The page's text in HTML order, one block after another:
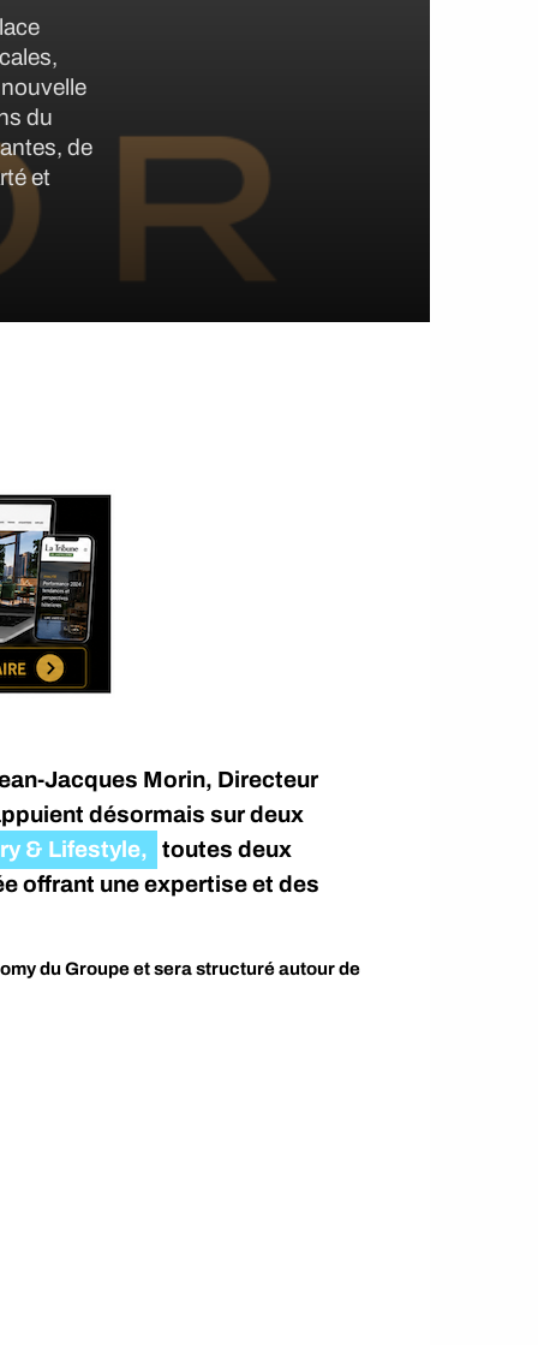
du
de
et
Jacques Morin, Directeur
désormais sur deux
& Lifestyle,
toutes deux
offrant une expertise et des
du Groupe et sera structuré autour de